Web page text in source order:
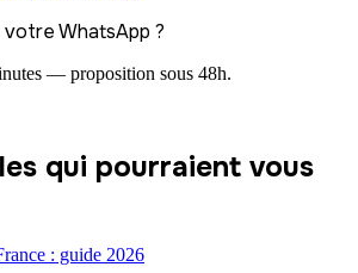
WhatsApp ?
— proposition sous 48h.
qui pourraient vous
: guide 2026